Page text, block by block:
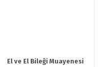
El ve El Bileği Muayenesi